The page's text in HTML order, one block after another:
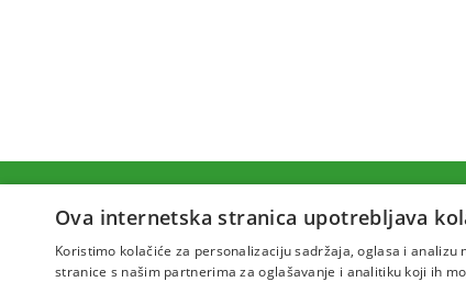
Ova internetska stranica upotrebljava
Koristimo kolačiće za personalizaciju sadržaja, oglasa i
stranice s našim partnerima za oglašavanje i analitiku koji ih